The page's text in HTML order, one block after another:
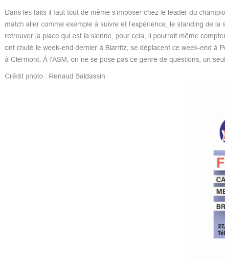
Dans les faits il faut tout de même s’imposer chez le leader du
match aller comme exemple à suivre et l’expérience, le standing de
retrouver la place qui est la sienne, pour cela, il pourrait même
ont chuté le week-end dernier à Biarritz, se déplacent ce week-end à
à Clermont. À l’ASM, on ne se pose pas ce genre de questions, un
Crédit photo : Renaud Baldassin